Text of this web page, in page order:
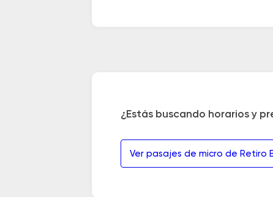
¿Estás buscando horarios y
Ver pasajes de micro de Retiro